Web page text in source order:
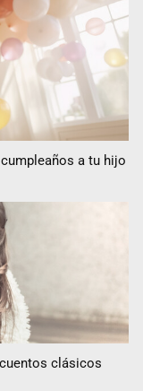
a tu hijo
clásicos